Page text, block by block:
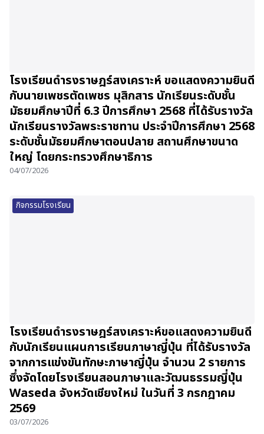
โรงเรียนดำรงราษฎร์สงเคราะห์ ขอแสดงความยินดี
กับนายเพชรตัดเพชร มุสิกสาร นักเรียนระดับชั้น
มัธยมศึกษาปีที่ 6.3 ปีการศึกษา 2568 ที่ได้รับรางวัล
นักเรียนรางวัลพระราชทาน ประจำปีการศึกษา 2568
ระดับชั้นมัธยมศึกษาตอนปลาย สถานศึกษาขนาด
ใหญ่ โดยกระทรวงศึกษาธิการ
04/07/2026
กิจกรรมโรงเรียน
โรงเรียนดำรงราษฎร์สงเคราะห์ขอแสดงความยินดี
กับนักเรียนแผนการเรียนภาษาญี่ปุ่น ที่ได้รับรางวัล
จากการแข่งขันทักษะภาษาญี่ปุ่น จำนวน 2 รายการ
ซึ่งจัดโดยโรงเรียนสอนภาษาและวัฒนธรรมญี่ปุ่น
Waseda จังหวัดเชียงใหม่ ในวันที่ 3 กรกฎาคม
2569
03/07/2026